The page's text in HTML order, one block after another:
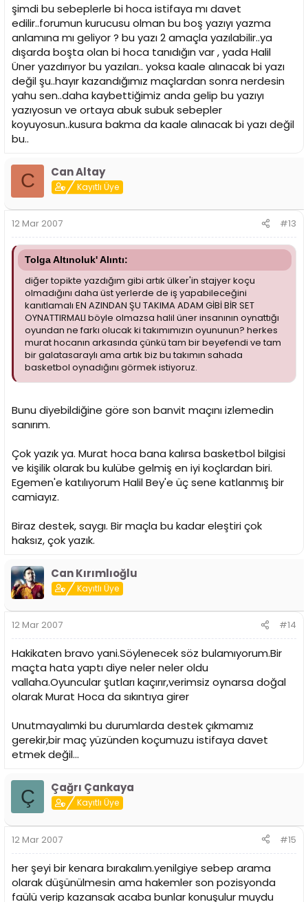
şimdi bu sebeplerle bi hoca istifaya mı davet
edilir..forumun kurucusu olman bu boş yazıyı yazma
anlamına mı geliyor ? bu yazı 2 amaçla yazılabilir..ya
dışarda boşta olan bi hoca tanıdığın var , yada Halil
Üner yazdırıyor bu yazıları.. yoksa kaale alınacak bi yazı
değil şu..hayır kazandığımız maçlardan sonra nerdesin
yahu sen..daha kaybettiğimiz anda gelip bu yazıyı
yazıyosun ve ortaya abuk subuk sebepler
koyuyosun..kusura bakma da kaale alınacak bi yazı değil
bu..
C Can Altay
Kayıtlı Üye
12 Mar 2007 #13
Tolga Altınoluk' Alıntı:
diğer topikte yazdığım gibi artık ülker'in stajyer koçu
olmadığını daha üst yerlerde de iş yapabileceğini
kanıtlamalı EN AZINDAN ŞU TAKIMA ADAM GİBİ BİR SET
OYNATTIRMALI böyle olmazsa halil üner insanının oynattığı
oyundan ne farkı olucak ki takımımızın oyununun? herkes
murat hocanın arkasında çünkü tam bir beyefendi ve tam
bir galatasaraylı ama artık biz bu takımın sahada
basketbol oynadığını görmek istiyoruz.
Bunu diyebildiğine göre son banvit maçını izlemedin
sanırım.
Çok yazık ya. Murat hoca bana kalırsa basketbol bilgisi
ve kişilik olarak bu kulübe gelmiş en iyi koçlardan biri.
Egemen'e katılıyorum Halil Bey'e üç sene katlanmış bir
camiayız.
Biraz destek, saygı. Bir maçla bu kadar eleştiri çok
haksız, çok yazık.
Can Kırımlıoğlu
Kayıtlı Üye
12 Mar 2007 #14
Hakikaten bravo yani.Söylenecek söz bulamıyorum.Bir
maçta hata yaptı diye neler neler oldu
vallaha.Oyuncular şutları kaçırır,verimsiz oynarsa doğal
olarak Murat Hoca da sıkıntıya girer
Unutmayalımki bu durumlarda destek çıkmamız
gerekir,bir maç yüzünden koçumuzu istifaya davet
etmek değil...
Ç Çağrı Çankaya
Kayıtlı Üye
12 Mar 2007 #15
her şeyi bir kenara bırakalım.yenilgiye sebep arama
olarak düşünülmesin ama hakemler son pozisyonda
faülü verip kazansak acaba bunlar konuşulur muydu